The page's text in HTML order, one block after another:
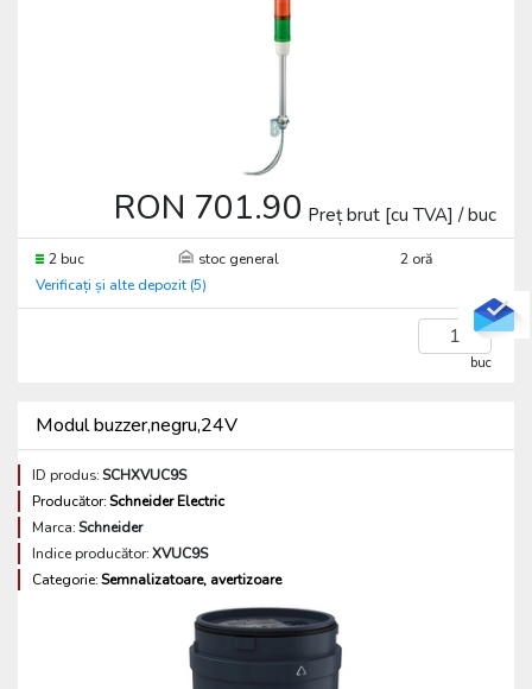
RON 701.90 Preț brut [cu TVA] / buc
2 buc stoc general
2 oră
Verificați și alte depozit (5)
buc
Modul buzzer,negru,24V
ID produs:SCHXVUC9S
Producător:Schneider Electric
Marca:Schneider
Indice producător:XVUC9S
Categorie:Semnalizatoare, avertizoare